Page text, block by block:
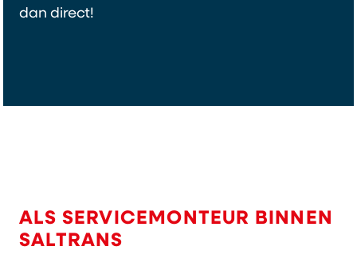
dan direct!
ALS SERVICEMONTEUR BINNEN
SALTRANS